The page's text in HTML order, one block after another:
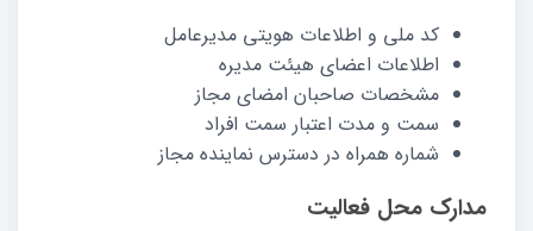
کد ملی و اطلاعات هویتی مدیرعامل
اطلاعات اعضای هیئت مدیره
مشخصات صاحبان امضای مجاز
سمت و مدت اعتبار سمت افراد
شماره همراه در دسترس نماینده مجاز
مدارک محل فعالیت